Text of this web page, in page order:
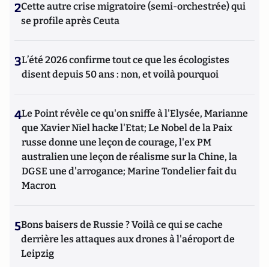
2Cette autre crise migratoire (semi-orchestrée) qui
se profile après Ceuta
3L’été 2026 confirme tout ce que les écologistes
disent depuis 50 ans : non, et voilà pourquoi
4Le Point révèle ce qu'on sniffe à l'Elysée, Marianne
que Xavier Niel hacke l'Etat; Le Nobel de la Paix
russe donne une leçon de courage, l'ex PM
australien une leçon de réalisme sur la Chine, la
DGSE une d'arrogance; Marine Tondelier fait du
Macron
5Bons baisers de Russie ? Voilà ce qui se cache
derrière les attaques aux drones à l'aéroport de
Leipzig